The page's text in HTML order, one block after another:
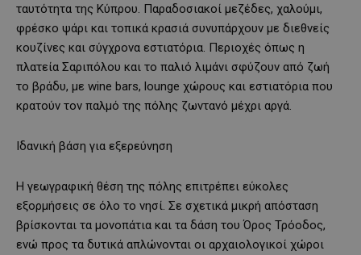
ταυτότητα της Κύπρου. Παραδοσιακοί μεζέδες, χαλούμι,
φρέσκο ψάρι και τοπικά κρασιά συνυπάρχουν με διεθνείς
κουζίνες και σύγχρονα εστιατόρια. Περιοχές όπως η
πλατεία Σαριπόλου και το παλιό λιμάνι σφύζουν από ζωή
το βράδυ, με wine bars, lounge χώρους και εστιατόρια που
κρατούν τον παλμό της πόλης ζωντανό μέχρι αργά.
Ιδανική βάση για εξερεύνηση
Η γεωγραφική θέση της πόλης επιτρέπει εύκολες
εξορμήσεις σε όλο το νησί. Σε σχετικά μικρή απόσταση
βρίσκονται τα μονοπάτια και τα δάση του Όρος Τρόοδος,
ενώ προς τα δυτικά απλώνονται οι αρχαιολογικοί χώροι